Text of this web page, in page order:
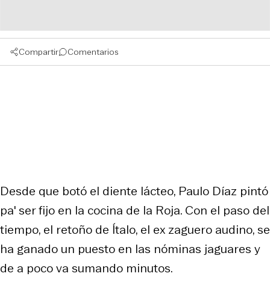
Compartir Comentarios
Desde que botó el diente lácteo, Paulo Díaz pintó
pa' ser fijo en la cocina de la Roja. Con el paso del
tiempo, el retoño de Ítalo, el ex zaguero audino, se
ha ganado un puesto en las nóminas jaguares y
de a poco va sumando minutos.